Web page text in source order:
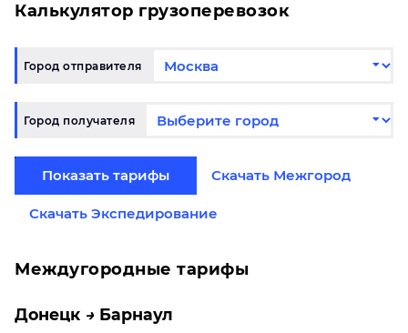
Калькулятор грузоперевозок
Город отправителя
Город получателя
Показать тарифы Скачать Межгород
Скачать Экспедирование
Междугородные тарифы
Донецк Барнаул